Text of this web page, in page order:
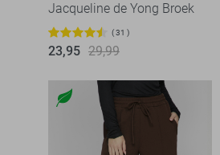
Jacqueline de Yong Broek
31
23,95 29,99